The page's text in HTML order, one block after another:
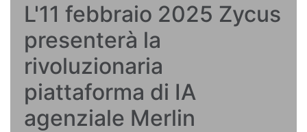
L'11 febbraio 2025 Zycus
presenterà la
rivoluzionaria
piattaforma di IA
agenziale Merlin